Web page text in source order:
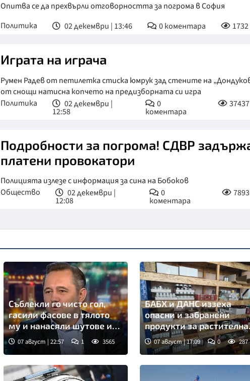
Опитва се да прехвърли отговорността за погрома в София
Политика
02 декември | 13:46 0коментара 1732
Играта на играча
Румен Радев от петилетка стиска юмрук зад стените на
от снощи натисна копчето на предизборната си игра
Политика
02 декември |
12:58
0
коментара
37437
Подробности за погрома! СДВР
платени провокатори
Полицията излезе с информация за сина на Бобоков
Общество
02 декември |
12:08
0
коментара
7893
Съблекли го чисто гол,
гасили фасове в тялото
му и нанасяли шутове и
удари повече от час
07 август | 22:57 1 3565
БАБХ и ДАНС иззеха
опасни и забранени
продукти за растителна
защита
07 август | 17:09 0 287